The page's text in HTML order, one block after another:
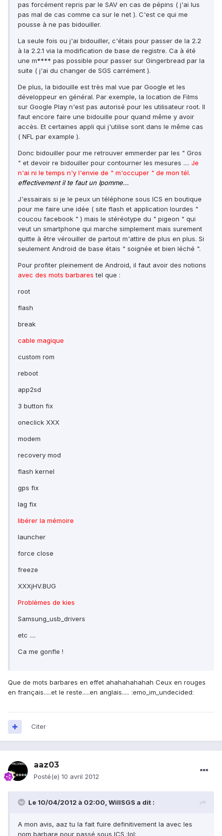
pas forcément repris par le SAV en cas de pépins ( j'ai lus
pas mal de cas comme ca sur le net ). C'est ce qui me
pousse à ne pas bidouiller.
La seule fois ou j'ai bidouiller, c'étais pour passer de la 2.2
à la 2.2.1 via la modification de base de registre. Ca à été
une m**** pas possible pour passer sur Gingerbread par la
suite ( j'ai du changer de SGS carrément ).
De plus, la bidouille est très mal vue par Google et les
développeur en général. Par exemple, la location de Films
sur Google Play n'est pas autorisé pour les utilisateur root. Il
faut encore faire une bidouille pour quand même y avoir
accès. Et certaines appli qui j'utilise sont dans le même cas
( NFL par example ).
Donc bidouiller pour me retrouver emmerder par les " Gros
" et devoir re bidouiller pour contourner les mesures .... Je
n'ai ni le temps n'y l'envie de " m'occuper " de mon tél.
effectivement il te faut un Ipomme...
J'essairais si je le peux un téléphone sous ICS en boutique
pour me faire une idée ( site flash et application lourdes "
coucou facebook " ) mais le stéréotype du " pigeon " qui
veut un smartphone qui marche simplement mais surement
quitte à être vérouiller de partout m'attire de plus en plus. Si
seulement Android de base étais " soignée et bien léché ".
Pour profiter pleinement de Android, il faut avoir des notions
avec des mots barbares tel que :
root
flash
break
cable magique
custom rom
reboot
app2sd
3 button fix
oneclick XXX
modem
recovery mod
flash kernel
gps fix
lag fix
libérer la mémoire
launcher
force close
freeze
XXXjHV.BUG
Problèmes de kies
Samsung_usb_drivers
etc ....
Ca me gonfle !
Que de mots barbares en effet ahahahahahah Ceux en rouges
en français.....et le reste.....en anglais..... :emo_im_undecided:
Citer
aaz03
Posté(e) 10 avril 2012
Le 10/04/2012 à 02:00, WillSGS a dit :
A mon avis, aaz tu la fait fuire definitivement la avec les
nom barbare pour passé sous ICS :lol: